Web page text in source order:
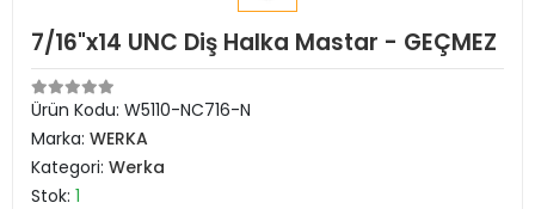
7/16"x14 UNC Diş Halka Mastar - GEÇMEZ
Ürün Kodu: W5110-NC716-N
Marka: WERKA
Kategori: Werka
Stok: 1